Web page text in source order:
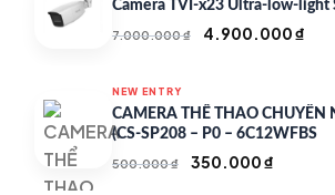
Camera TVI-x23 Ultra-low-light
7.000.000₫
Giá
7.000.000 ₫.
4.900.000₫
là:
NEW ENTRY
CAMERA THỂ THAO CHUYÊN
(CS-SP208 – P0 – 6C12WFBS
500.000₫
Giá
350.000₫